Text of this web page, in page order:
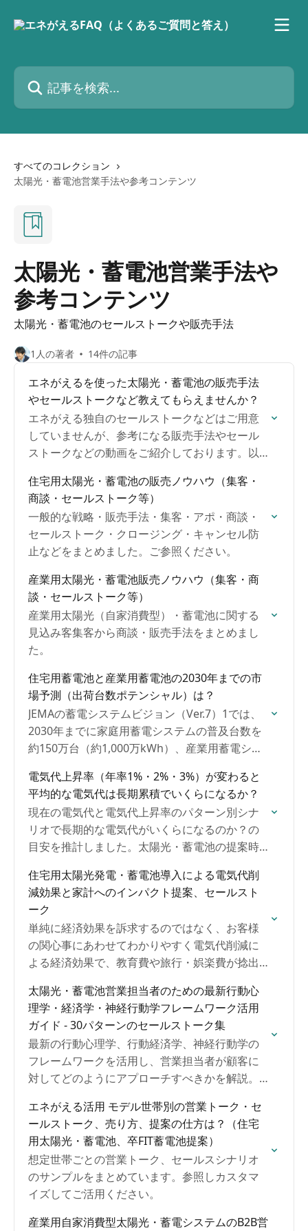
記事を検索...
すべてのコレクション
太陽光・蓄電池営業手法や参考コンテンツ
太陽光・蓄電池営業手法や
参考コンテンツ
太陽光・蓄電池のセールストークや販売手法
1人の著者 14件の記事
エネがえるを使った太陽光・蓄電池の販売手法
やセールストークなど教えてもらえませんか？
エネがえる独自のセールストークなどはご用意
していませんが、参考になる販売手法やセール
ストークなどの動画をご紹介しております。以
住宅用太陽光・蓄電池の販売ノウハウ（集客・
商談・セールストーク等）
一般的な戦略・販売手法・集客・アポ・商談・
セールストーク・クロージング・キャンセル防
止などをまとめました。ご参照ください。
産業用太陽光・蓄電池販売ノウハウ（集客・商
談・セールストーク等）
産業用太陽光（自家消費型）・蓄電池に関する
見込み客集客から商談・販売手法をまとめまし
た。
住宅用蓄電池と産業用蓄電池の2030年までの市
場予測（出荷台数ポテンシャル）は？
JEMAの蓄電システムビジョン（Ver.7）1では、
2030年までに家庭用蓄電システムの普及台数を
約150万台（約1,000万kWh）、産業用蓄電シス
測。
電気代上昇率（年率1%・2%・3%）が変わると
平均的な電気代は長期累積でいくらになるか？
現在の電気代と電気代上昇率のパターン別シナ
リオで長期的な電気代がいくらになるのか？の
目安を推計しました。太陽光・蓄電池の提案時
住宅用太陽光発電・蓄電池導入による電気代削
減効果と家計へのインパクト提案、セールスト
ーク
単純に経済効果を訴求するのではなく、お客様
の関心事にあわせてわかりやすく電気代削減に
よる経済効果で、教育費や旅行・娯楽費が捻出
す。常にお客様の身近な関心事や悩み事に紐づ
けて提案してみてください。
太陽光・蓄電池営業担当者のための最新行動心
理学・経済学・神経行動学フレームワーク活用
ガイド - 30パターンのセールストーク集
最新の行動心理学、行動経済学、神経行動学の
フレームワークを活用し、営業担当者が顧客に
対してどのようにアプローチすべきかを解説。
エネがえる活用 モデル世帯別の営業トーク・セ
ールストーク、売り方、提案の仕方は？（住宅
用太陽光・蓄電池、卒FIT蓄電池提案）
想定世帯ごとの営業トーク、セールスシナリオ
のサンプルをまとめています。参照しカスタマ
イズしてご活用ください。
産業用自家消費型太陽光・蓄電システムのB2B営